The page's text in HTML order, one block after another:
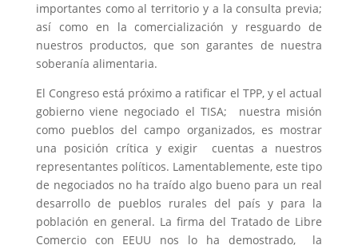
importantes como al territorio y a la consulta previa;
así como en la comercialización y resguardo de
nuestros productos, que son garantes de nuestra
soberanía alimentaria.
El Congreso está próximo a ratificar el TPP, y el actual
gobierno viene negociado el TISA; nuestra misión
como pueblos del campo organizados, es mostrar
una posición crítica y exigir cuentas a nuestros
representantes políticos. Lamentablemente, este tipo
de negociados no ha traído algo bueno para un real
desarrollo de pueblos rurales del país y para la
población en general. La firma del Tratado de Libre
Comercio con EEUU nos lo ha demostrado, la